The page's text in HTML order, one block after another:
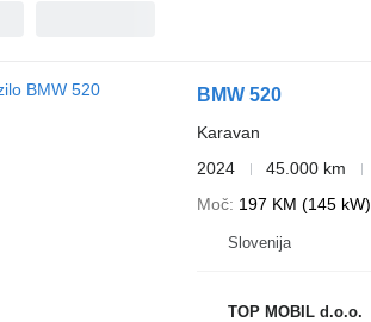
BMW 520
Karavan
2024
45.000 km
Moč 197 KM (145 kW)
Slovenija
TOP MOBIL d.o.o.